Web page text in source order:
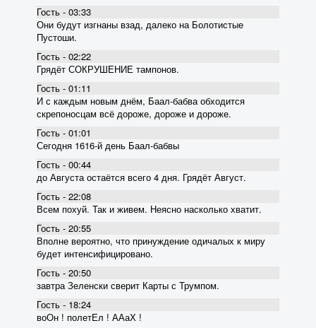
Гость - 03:33
Они будут изгнаны взад, далеко на Болотистые
Пустоши.
Гость - 02:22
Грядёт СОКРУШЕНИЕ тампонов.
Гость - 01:11
И с каждым новым днём, Баал-бабва обходится
скрепоносцам всё дороже, дороже и дороже.
Гость - 01:01
Сегодня 1616-й день Баал-бабвы
Гость - 00:44
до Августа остаётся всего 4 дня. Грядёт Август.
Гость - 22:08
Всем похуй. Так и живем. Неясно насколько хватит.
Гость - 20:55
Вполне вероятно, что принуждение одичалых к миру
будет интенсифицировано.
Гость - 20:50
завтра Зеленски сверит Карты с Трумпом.
Гость - 18:24
воОн ! полетЕл ! ААаХ !